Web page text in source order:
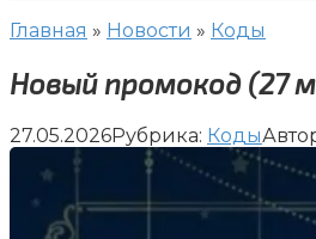
Главная » Новости » Коды
Новый промокод (27
27.05.2026Рубрика: Коды